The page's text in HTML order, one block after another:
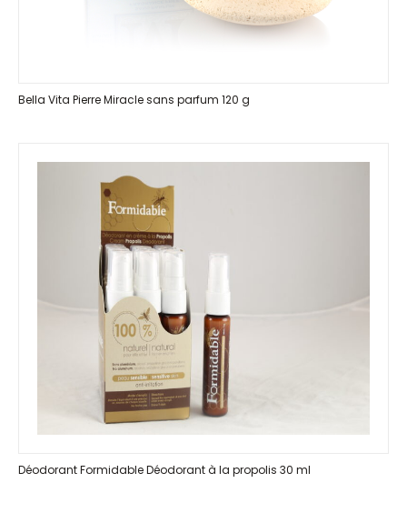
Bella Vita Pierre Miracle sans parfum 120 g
Déodorant Formidable Déodorant à la propolis 30 ml